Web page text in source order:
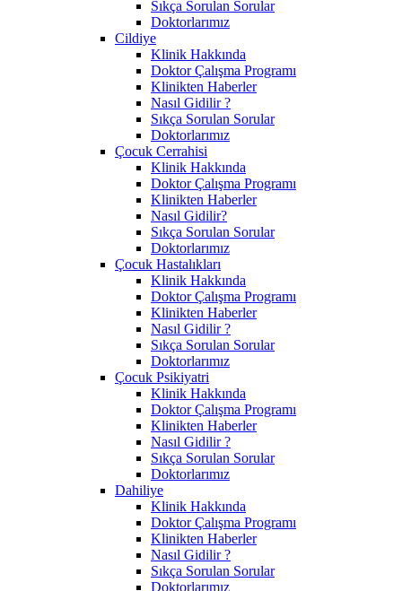
Sıkça Sorulan Sorular
Doktorlarımız
Cildiye
Klinik Hakkında
Doktor Çalışma Programı
Klinikten Haberler
Nasıl Gidilir ?
Sıkça Sorulan Sorular
Doktorlarımız
Çocuk Cerrahisi
Klinik Hakkında
Doktor Çalışma Programı
Klinikten Haberler
Nasıl Gidilir?
Sıkça Sorulan Sorular
Doktorlarımız
Çocuk Hastalıkları
Klinik Hakkında
Doktor Çalışma Programı
Klinikten Haberler
Nasıl Gidilir ?
Sıkça Sorulan Sorular
Doktorlarımız
Çocuk Psikiyatri
Klinik Hakkında
Doktor Çalışma Programı
Klinikten Haberler
Nasıl Gidilir ?
Sıkça Sorulan Sorular
Doktorlarımız
Dahiliye
Klinik Hakkında
Doktor Çalışma Programı
Klinikten Haberler
Nasıl Gidilir ?
Sıkça Sorulan Sorular
Doktorlarımız